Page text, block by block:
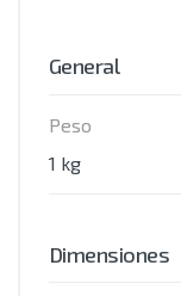
General
Peso
1 kg
Dimensiones